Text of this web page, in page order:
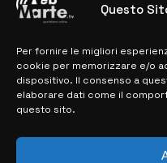
Questo
Per fornire le migliori
cookie per memorizzare e/o
dispositivo. Il consenso a
elaborare dati come il
questo sito.
MAPPA DEL SITO
> NOTIZIE